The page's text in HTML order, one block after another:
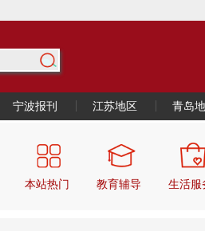
宁波报刊 江苏地区 青岛
本站热门 教育辅导 生活服